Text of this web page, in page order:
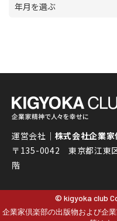
年月を選ぶ
運営会社｜ 株式会社企業
〒135-0042 東京都江東
階
© kigyoka club
企業家倶楽部の出版物および企